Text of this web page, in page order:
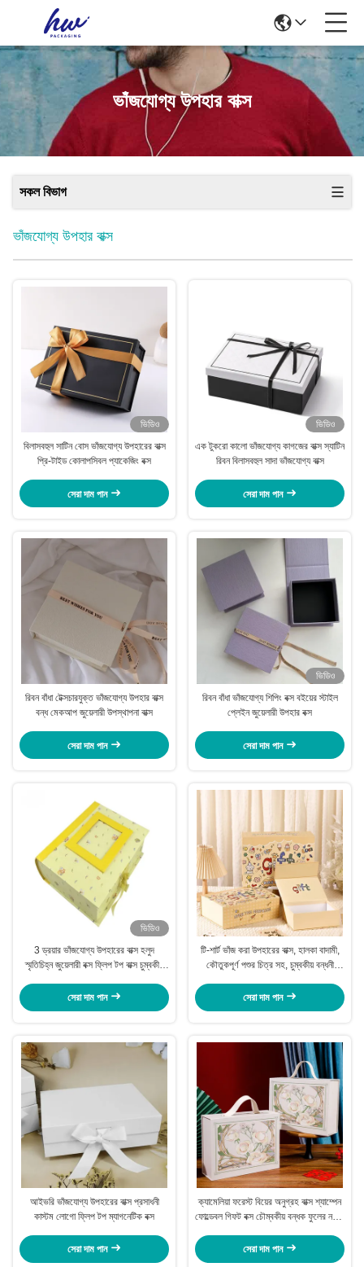
ভাঁজযোগ্য উপহার বাক্স
সকল বিভাগ
ভাঁজযোগ্য উপহার বাক্স
ভিডিও
বিলাসবহুল সাটিন বোস ভাঁজযোগ্য উপহারের বাক্স
প্রি-টাইড কোলাপসিবল প্যাকেজিং বক্স
সেরা দাম পান
ভিডিও
এক টুকরো কালো ভাঁজযোগ্য কাগজের বাক্স স্যাটিন
রিবন বিলাসবহুল সাদা ভাঁজযোগ্য বাক্স
সেরা দাম পান
রিবন বাঁধা টেক্সচারযুক্ত ভাঁজযোগ্য উপহার বাক্স
বন্ধ মেকআপ জুয়েলারী উপস্থাপনা বাক্স
সেরা দাম পান
ভিডিও
রিবন বাঁধা ভাঁজযোগ্য শিপিং বক্স বইয়ের স্টাইল
প্লেইন জুয়েলারী উপহার বক্স
সেরা দাম পান
ভিডিও
3 ড্রয়ার ভাঁজযোগ্য উপহারের বাক্স হলুদ
স্মৃতিচিহ্ন জুয়েলারী বক্স ফ্লিপ টপ বাক্স চুম্বকীয়
সেরা দাম পান
টি-শার্ট ভাঁজ করা উপহারের বাক্স, হালকা বাদামী,
কৌতুকপূর্ণ পশুর চিত্র সহ, চুম্বকীয় বন্ধনী
সেরা দাম পান
আইভরি ভাঁজযোগ্য উপহারের বাক্স প্রসাধনী
কাস্টম লোগো ফ্লিপ টপ ম্যাগনেটিক বক্স
সেরা দাম পান
ক্যামেলিয়া ফরেস্ট বিয়ের অনুগ্রহ বাক্স শ্যাম্পেন
ফোল্ডেবল গিফট বক্স চৌম্বকীয় বন্ধক ফুলের নকশা
সেরা দাম পান